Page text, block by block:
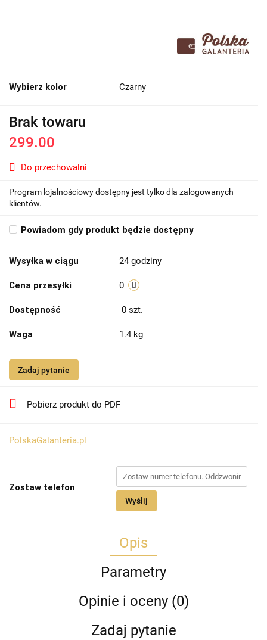
Wybierz kolor Czarny
Brak towaru
299.00
Do przechowalni
Program lojalnościowy dostępny jest tylko dla zalogowanych
klientów.
Powiadom gdy produkt będzie dostępny
Wysyłka w ciągu 24 godziny
Cena przesyłki 0
Dostępność 0 szt.
Waga 1.4 kg
Zadaj pytanie
Pobierz produkt do PDF
PolskaGalanteria.pl
Zostaw telefon
Wyślij
Opis
Parametry
Opinie i oceny (0)
Zadaj pytanie